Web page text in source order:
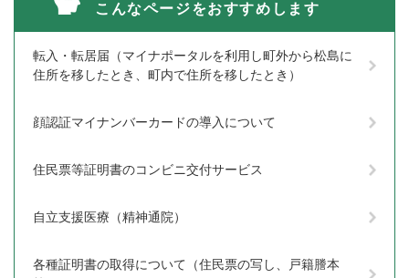
こんなページをおすすめします
転入・転居届（マイナポータルを利用し町外から松島に
住所を移したとき、町内で住所を移したとき）
顔認証マイナンバーカードの導入について
住民票等証明書のコンビニ交付サービス
自立支援医療（精神通院）
各種証明書の取得について（住民票の写し、戸籍謄本